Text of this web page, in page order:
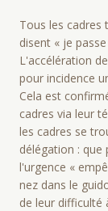
Tous les cadres
disent « je
L'accélération
pour incidence
Cela est
cadres via leur
les cadres se
délégation : que
l'urgence «
nez dans le
de leur